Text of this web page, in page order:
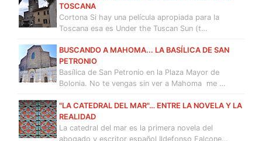
TOSCANA
Cortona Si hay una película apropiada para la
Toscana esa es Under the Tuscan Sun (t…
BUSCANDO A MAHOMA... LA BASÍLICA DE SAN
PETRONIO
Basílica de San Petronio en la Plaza Mayor de
Bolonia. No te vengas sin ver a Mahoma me …
"LA CATEDRAL DEL MAR"… ENTRE LA NOVELA Y LA
REALIDAD
La catedral del mar es la primera novela del
abogado y escritor español Ildefonso Falcone…